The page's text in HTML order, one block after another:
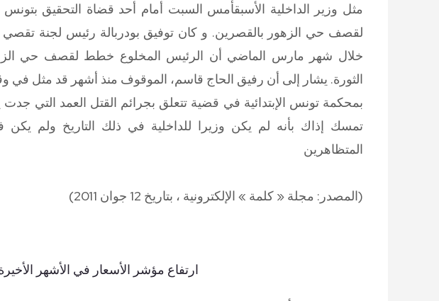
مثل وزير الداخلية الأسبقأمس السبت أمام أحد قضاة التحقيق بتونس
لقصف حي الزهور بالقصرين. و كان توفيق بودربالة رئيس لجنة تقصي
خلال شهر مارس الماضي أن الرئيس المخلوع خطط لقصف حي
الثورة. يشار إلى أن رفيق الحاج قاسم، الموقوف منذ أشهر قد مثل في
تمسك إذاك بأنه لم يكن وزيرا للداخلية في ذلك التاريخ ولم
المتظاهرين
(المصدر: مجلة « كلمة » الإلكترونية ، بتاريخ 12 جوان 2011)
ارتفاع مؤشر الأسعار في الأشهر